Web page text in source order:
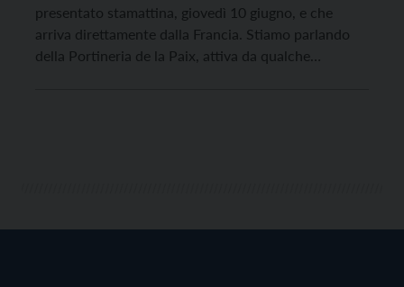
presentato stamattina, giovedì 10 giugno, e che
arriva direttamente dalla Francia. Stiamo parlando
della Portineria de la Paix, attiva da qualche